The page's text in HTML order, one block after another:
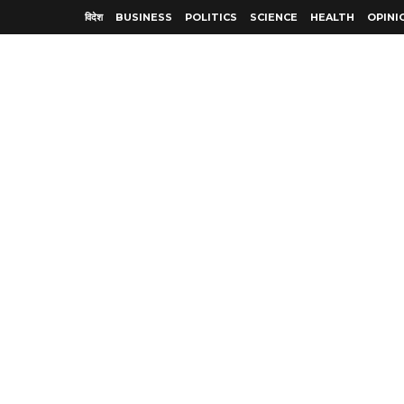
विदेश BUSINESS POLITICS SCIENCE HEALTH